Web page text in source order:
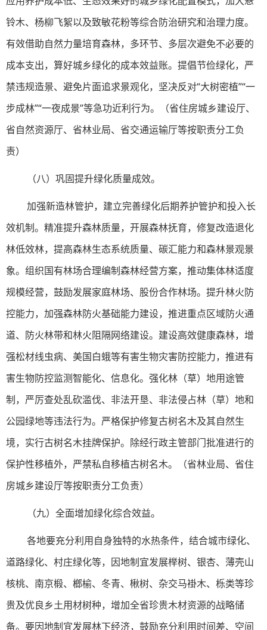
铃木、杨柳飞絮以及致敏花粉等综合防治研究和治理力度。
有效借助自然力量培育森林，多环节、多层次避免不必要的
成本支出，算好城乡绿化的成本效益账。提倡节俭绿化，严
禁违规造景、避免片面追求景观化，坚决反对“大树密植”“一
步成林”“一夜成景”等急功近利行为。（省住房城乡建设厅、
省自然资源厅、省林业局、省交通运输厅等按职责分工负
责）
（八）巩固提升绿化质量成效。
加强新造林管护，建立完善绿化后期养护管护和投入长
效机制。精准提升森林质量，开展森林抚育，修复改造退化
林低效林，提高森林生态系统质量、碳汇能力和森林景观景
象。组织国有林场合理编制森林经营方案，推动集体林适度
规模经营，鼓励发展家庭林场、股份合作林场。提升林火防
控能力，加强森林防火基础能力建设，推进重点区域防火通
道、防火林带和林火阻隔网络建设。建设高效健康森林，增
强松材线虫病、美国白蛾等有害生物灾害防控能力，推进有
害生物防控监测智能化、信息化。强化林（草）地用途管
制，严厉查处乱砍滥伐、非法开垦、非法侵占林（草）地和
公园绿地等违法行为。严格保护修复古树名木及其自然生
境，实行古树名木挂牌保护。除经行政主管部门批准进行的
保护性移植外，严禁私自移植古树名木。（省林业局、省住
房城乡建设厅等按职责分工负责）
（九）全面增加绿化综合效益。
各地要充分利用自身独特的水热条件，结合城市绿化、
道路绿化、村庄绿化等，因地制宜发展榉树、银杏、薄壳山
核桃、南京椴、榔榆、冬青、楸树、杂交马褂木、栎类等珍
贵及优良乡土用材树种，增加全省珍贵木材资源的战略储
备。要因地制宜发展林下经济，鼓励充分利用时间差、空间